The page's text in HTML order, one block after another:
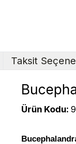
Taksit
Ürün Kodu: